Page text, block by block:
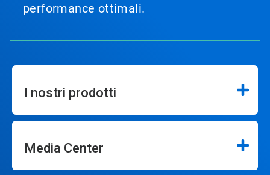
performance ottimali.
I nostri prodotti
Media Center